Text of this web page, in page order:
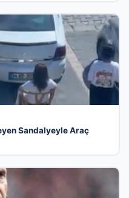
Sandalyeyle Araç